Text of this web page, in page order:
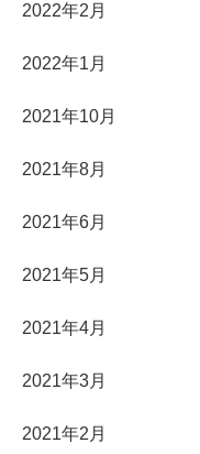
2022年2月
2022年1月
2021年10月
2021年8月
2021年6月
2021年5月
2021年4月
2021年3月
2021年2月